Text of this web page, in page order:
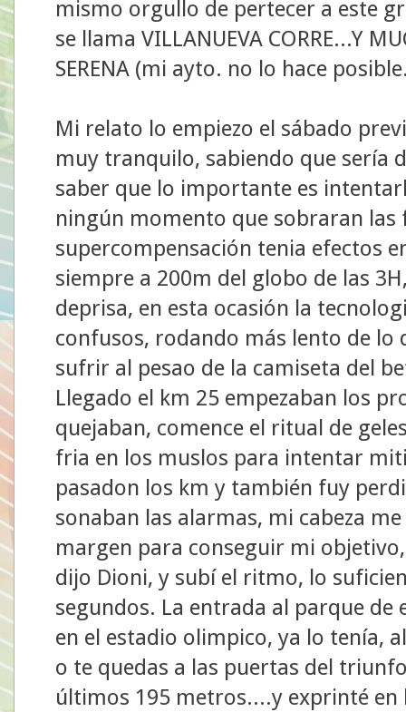
mismo orgullo de pertecer a este
se llama VILLANUEVA CORRE...Y
SERENA (mi ayto. no lo hace
Mi relato lo empiezo el sábado
muy tranquilo, sabiendo que sería
saber que lo importante es
ningún momento que sobraran las
supercompensación tenia efectos
siempre a 200m del globo de las
deprisa, en esta ocasión la
confusos, rodando más lento de lo
sufrir al pesao de la camiseta del
Llegado el km 25 empezaban los
quejaban, comence el ritual de
fria en los muslos para intentar
pasadon los km y también fuy
sonaban las alarmas, mi cabeza
margen para conseguir mi
dijo Dioni, y subí el ritmo, lo
segundos. La entrada al parque
en el estadio olimpico, ya lo tenía,
o te quedas a las puertas del
últimos 195 metros....y exprinté